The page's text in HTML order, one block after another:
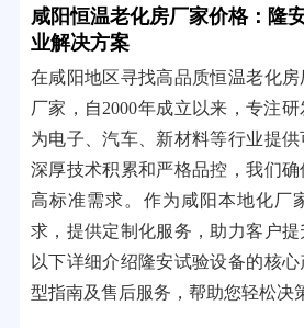
咸阳恒温老化房厂家价格：隆
业解决方案
在咸阳地区寻找高品质恒温老化
厂家，自2000年成立以来，专注研
为电子、汽车、新材料等行业提
深厚技术积累和严格品控，我们
高标准需求。作为咸阳本地化厂
求，提供定制化服务，助力客户提
以下详细介绍隆安试验设备的核
型指南及售后服务，帮助您轻松决